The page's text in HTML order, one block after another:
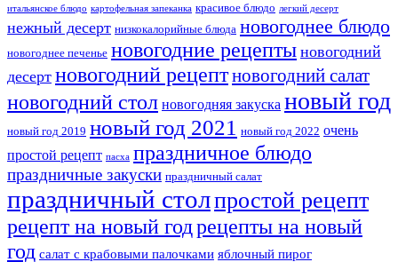
итальянское блюдо картофельная запеканка красивое блюдо легкий десерт
нежный десерт низкокалорийные блюда новогоднее блюдо
новогоднее печенье новогодние рецепты новогодний
десерт новогодний рецептновогодний салат
новогодний стол новогодняя закуска новый год
новый год 2019 новый год 2021 новый год 2022 очень
простой рецепт пасха праздничное блюдо
праздничные закуски праздничный салат
праздничный столпростой рецепт
рецепт на новый годрецепты на новый
год салат с крабовыми палочками яблочный пирог